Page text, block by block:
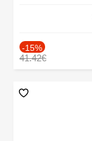
-15%
41.42€